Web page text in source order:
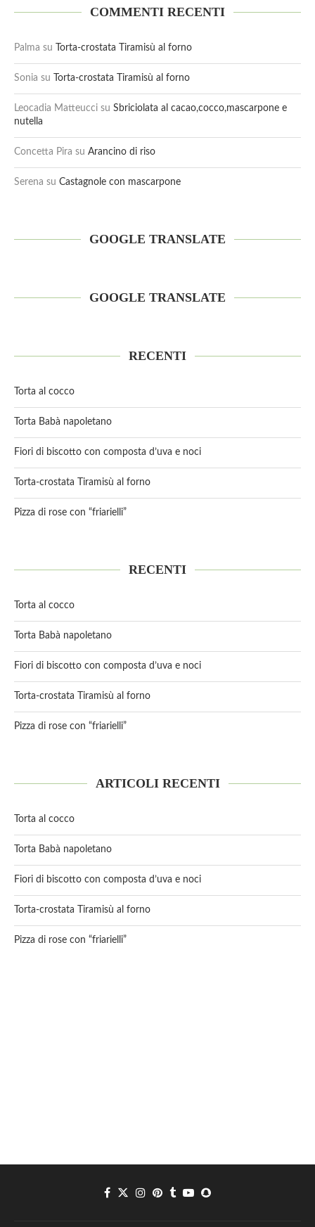
COMMENTI RECENTI
Palma su Torta-crostata Tiramisù al forno
Sonia su Torta-crostata Tiramisù al forno
Leocadia Matteucci su Sbriciolata al cacao,cocco,mascarpone e
nutella
Concetta Pira su Arancino di riso
Serena su Castagnole con mascarpone
GOOGLE TRANSLATE
GOOGLE TRANSLATE
RECENTI
Torta al cocco
Torta Babà napoletano
Fiori di biscotto con composta d’uva e noci
Torta-crostata Tiramisù al forno
Pizza di rose con “friarielli”
RECENTI
Torta al cocco
Torta Babà napoletano
Fiori di biscotto con composta d’uva e noci
Torta-crostata Tiramisù al forno
Pizza di rose con “friarielli”
ARTICOLI RECENTI
Torta al cocco
Torta Babà napoletano
Fiori di biscotto con composta d’uva e noci
Torta-crostata Tiramisù al forno
Pizza di rose con “friarielli”